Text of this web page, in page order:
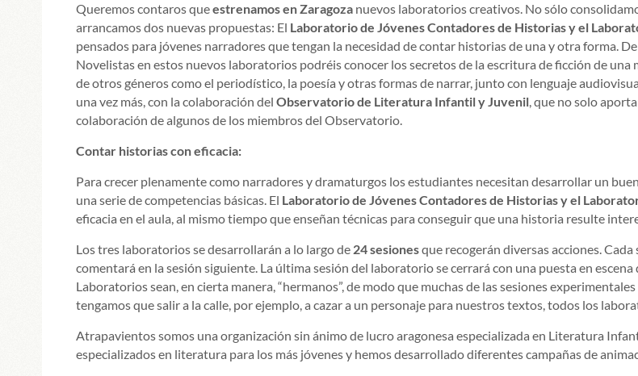
Queremos contaros queestrenamos en Zaragozanuevos laboratorios creativos. No sólo
arrancamos dos nuevas propuestas: El Laboratorio de Jóvenes Contadores de Historias y el
pensados para jóvenes narradores que tengan la necesidad de contar historias de una y otra forma.
Novelistas en estos nuevos laboratorios podréis conocer los secretos de la escritura de ficción de
de otros géneros como el periodístico, la poesía y otras formas de narrar, junto con lenguaje
una vez más, con la colaboración del Observatorio de Literatura Infantil y Juvenil, que no solo
colaboración de algunos de los miembros del Observatorio.
Contar historias con eficacia:
Para crecer plenamente como narradores y dramaturgos los estudiantes necesitan desarrollar un
una serie de competencias básicas. El Laboratorio de Jóvenes Contadores de Historias y el
eficacia en el aula, al mismo tiempo que enseñan técnicas para conseguir que una historia resulte
Los tres laboratorios se desarrollarán a lo largo de 24 sesionesque recogerán diversas acciones.
comentará en la sesión siguiente. La última sesión del laboratorio se cerrará con una puesta en
Laboratorios sean, en cierta manera, “hermanos”, de modo que muchas de las sesiones
tengamos que salir a la calle, por ejemplo, a cazar a un personaje para nuestros textos, todos los
Atrapavientos somos una organización sin ánimo de lucro aragonesa especializada en Literatura
especializados en literatura para los más jóvenes y hemos desarrollado diferentes campañas de